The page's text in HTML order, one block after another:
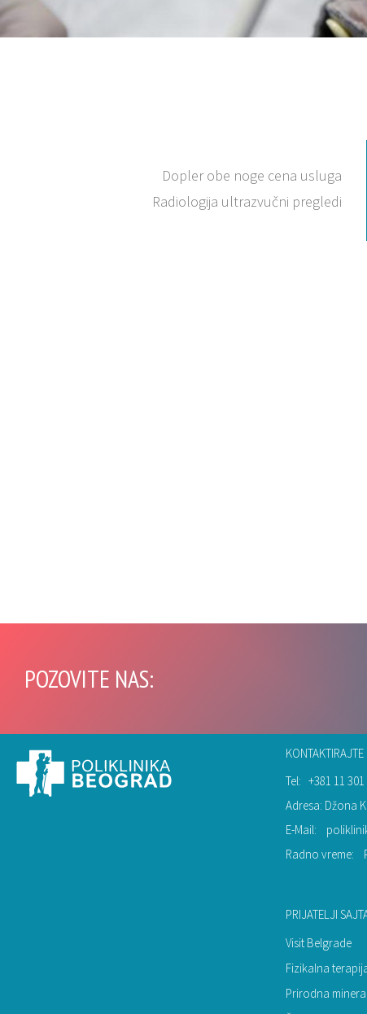
Dopler obe noge cena usluga
Radiologija ultrazvučni pregledi
POZOVITE NAS:
KONTAKTIRAJTE
Tel: +381 11 301
Adresa: Džona
E-Mail:
Radno vreme:
PRIJATELJI
Visit Belgrade
Fizikalna
Prirodna